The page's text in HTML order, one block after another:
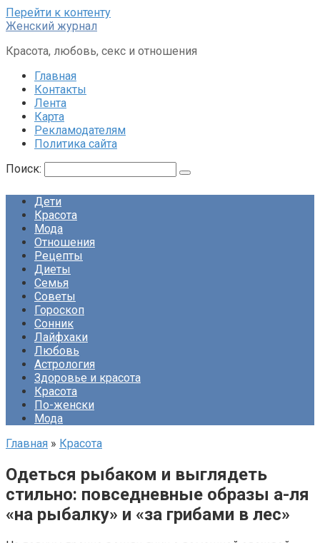
Перейти к контенту
Женский журнал
Красота, любовь, секс и отношения
Главная
Контакты
Лента
Карта
Рекламодателям
Политика сайта
Поиск:
Дети
Красота
Мода
Отношения
Рецепты
Диеты
Семья
Советы
Гороскоп
Сонник
Лайфхаки
Любовь
Астрология
Здоровье и красота
Красота
По-женски
Мода
Главная » Красота
Одеться рыбаком и выглядеть
стильно: повседневные образы а-ля
«на рыбалку» и «за грибами в лес»